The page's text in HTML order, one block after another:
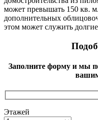
может превышать 150 кв.
дополнительных
этом может служить долгие
Заполните форму и мы
Этажей